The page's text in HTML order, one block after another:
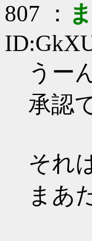
807 ：
うー
承認
それ
まあ